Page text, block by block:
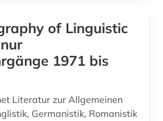
of Linguistic
1971 bis
Literatur zur Allgemeinen
Germanistik, Romanistik